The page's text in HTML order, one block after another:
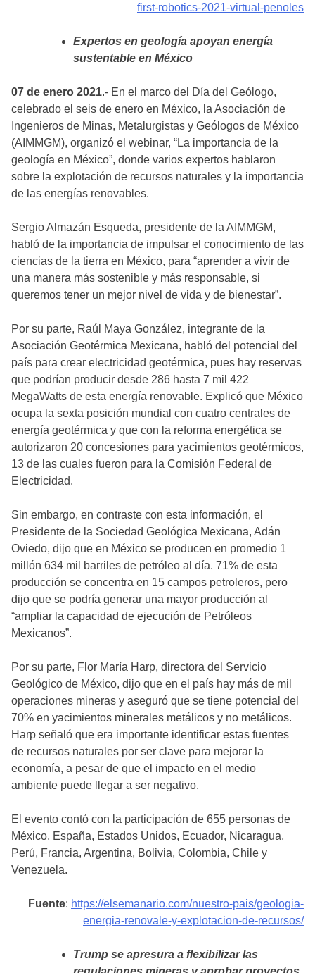
first-robotics-2021-virtual-penoles
Expertos en geología apoyan energía
sustentable en México
07 de enero 2021.- En el marco del Día del Geólogo,
celebrado el seis de enero en México, la Asociación de
Ingenieros de Minas, Metalurgistas y Geólogos de México
(AIMMGM), organizó el webinar, “La importancia de la
geología en México”, donde varios expertos hablaron
sobre la explotación de recursos naturales y la importancia
de las energías renovables.
Sergio Almazán Esqueda, presidente de la AIMMGM,
habló de la importancia de impulsar el conocimiento de las
ciencias de la tierra en México, para “aprender a vivir de
una manera más sostenible y más responsable, si
queremos tener un mejor nivel de vida y de bienestar”.
Por su parte, Raúl Maya González, integrante de la
Asociación Geotérmica Mexicana, habló del potencial del
país para crear electricidad geotérmica, pues hay reservas
que podrían producir desde 286 hasta 7 mil 422
MegaWatts de esta energía renovable. Explicó que México
ocupa la sexta posición mundial con cuatro centrales de
energía geotérmica y que con la reforma energética se
autorizaron 20 concesiones para yacimientos geotérmicos,
13 de las cuales fueron para la Comisión Federal de
Electricidad.
Sin embargo, en contraste con esta información, el
Presidente de la Sociedad Geológica Mexicana, Adán
Oviedo, dijo que en México se producen en promedio 1
millón 634 mil barriles de petróleo al día. 71% de esta
producción se concentra en 15 campos petroleros, pero
dijo que se podría generar una mayor producción al
“ampliar la capacidad de ejecución de Petróleos
Mexicanos”.
Por su parte, Flor María Harp, directora del Servicio
Geológico de México, dijo que en el país hay más de mil
operaciones mineras y aseguró que se tiene potencial del
70% en yacimientos minerales metálicos y no metálicos.
Harp señaló que era importante identificar estas fuentes
de recursos naturales por ser clave para mejorar la
economía, a pesar de que el impacto en el medio
ambiente puede llegar a ser negativo.
El evento contó con la participación de 655 personas de
México, España, Estados Unidos, Ecuador, Nicaragua,
Perú, Francia, Argentina, Bolivia, Colombia, Chile y
Venezuela.
Fuente: https://elsemanario.com/nuestro-pais/geologia-
energia-renovale-y-explotacion-de-recursos/
Trump se apresura a flexibilizar las